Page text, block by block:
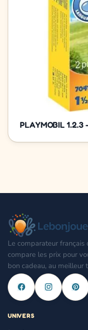
PLAYMOBIL 1.2.3
Le comparateur français
compare les prix pour
bon cadeau, au meilleur
UNIVERS